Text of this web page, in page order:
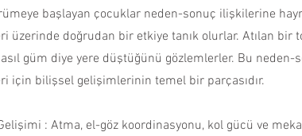
başlayan çocuklar neden-sonuç ilişkilerine
üzerinde doğrudan bir etkiye tanık olurlar. Atılan bir
güm diye yere düştüğünü gözlemlerler. Bu
için bilişsel gelişimlerinin temel bir parçasıdır.
: Atma, el-göz koordinasyonu, kol gücü ve